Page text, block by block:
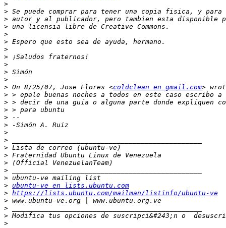
>
>
>
>
>
>
>
>
>
>
>
> On 8/25/07, Jose Flores <coldclean en gmail.com
>
>
>
>
>
>
>
>
>
>
>
>
> ubuntu-ve en lists.ubuntu.com
> https://lists.ubuntu.com/mailman/listinfo/ubuntu-ve
>
>
> Modifica tus opciones de suscripci&#243;n o
>